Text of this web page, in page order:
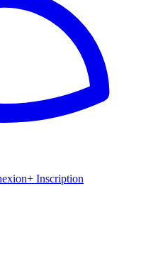
+ Inscription